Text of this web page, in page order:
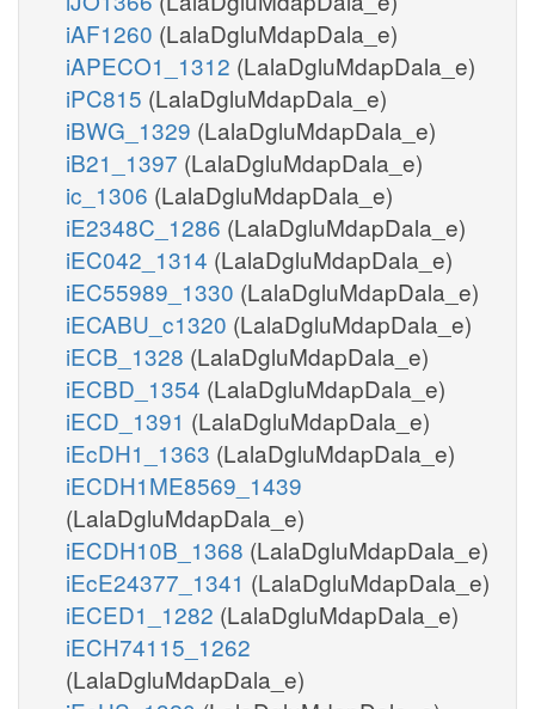
iAF1260 (LalaDgluMdapDala_e)
iAPECO1_1312 (LalaDgluMdapDala_e)
iPC815 (LalaDgluMdapDala_e)
iBWG_1329 (LalaDgluMdapDala_e)
iB21_1397 (LalaDgluMdapDala_e)
ic_1306 (LalaDgluMdapDala_e)
iE2348C_1286 (LalaDgluMdapDala_e)
iEC042_1314 (LalaDgluMdapDala_e)
iEC55989_1330 (LalaDgluMdapDala_e)
iECABU_c1320 (LalaDgluMdapDala_e)
iECB_1328 (LalaDgluMdapDala_e)
iECBD_1354 (LalaDgluMdapDala_e)
iECD_1391 (LalaDgluMdapDala_e)
iEcDH1_1363 (LalaDgluMdapDala_e)
iECDH1ME8569_1439
(LalaDgluMdapDala_e)
iECDH10B_1368 (LalaDgluMdapDala_e)
iEcE24377_1341 (LalaDgluMdapDala_e)
iECED1_1282 (LalaDgluMdapDala_e)
iECH74115_1262
(LalaDgluMdapDala_e)